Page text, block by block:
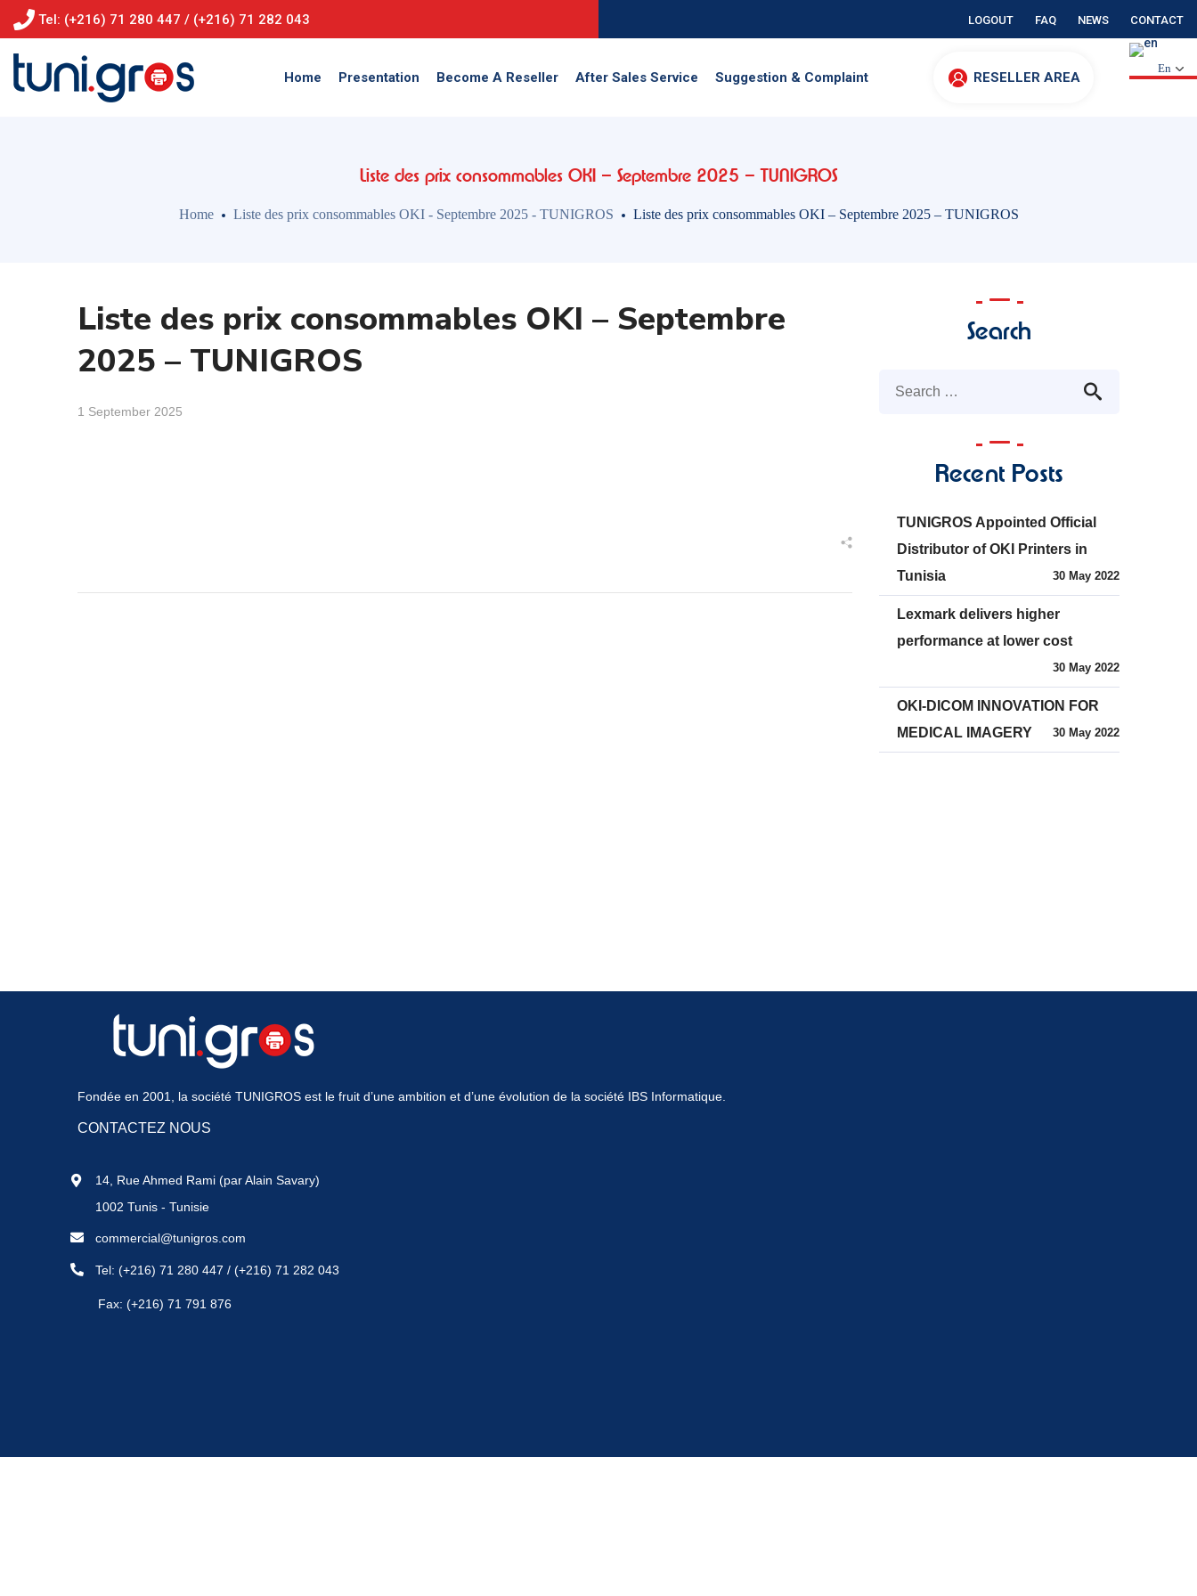
Tel: (+216) 71 280 447 / (+216) 71 282 043 LOGOUT FAQ NEWS CONTACT
Home Presentation Become A Reseller After Sales Service Suggestion & Complaint RESELLER AREA
En
Liste des prix consommables OKI – Septembre 2025 – TUNIGROS
Home Liste des prix consommables OKI - Septembre 2025 - TUNIGROS Liste des prix consommables OKI – Septembre 2025 – TUNIGROS
Liste des prix consommables OKI – Septembre
2025 – TUNIGROS
1 September 2025
Search
Recent Posts
TUNIGROS Appointed Official
Distributor of OKI Printers in
Tunisia
30 May 2022
Lexmark delivers higher
performance at lower cost
30 May 2022
OKI-DICOM INNOVATION FOR
MEDICAL IMAGERY
30 May 2022
Fondée en 2001, la société TUNIGROS est le fruit d’une ambition et d’une évolution de la société IBS Informatique.
CONTACTEZ NOUS
14, Rue Ahmed Rami (par Alain Savary)
1002 Tunis - Tunisie
commercial@tunigros.com
Tel: (+216) 71 280 447 / (+216) 71 282 043
Fax: (+216) 71 791 876